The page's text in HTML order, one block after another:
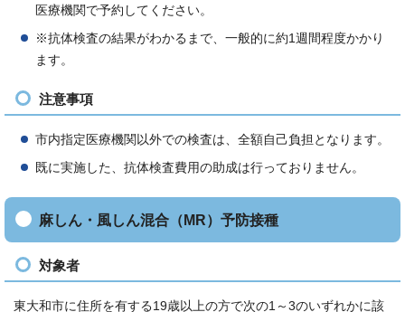
医療機関で予約してください。
※抗体検査の結果がわかるまで、一般的に約1週間程度かかり
ます。
注意事項
市内指定医療機関以外での検査は、全額自己負担となります。
既に実施した、抗体検査費用の助成は行っておりません。
麻しん・風しん混合（MR）予防接種
対象者
東大和市に住所を有する19歳以上の方で次の1～3のいずれかに該